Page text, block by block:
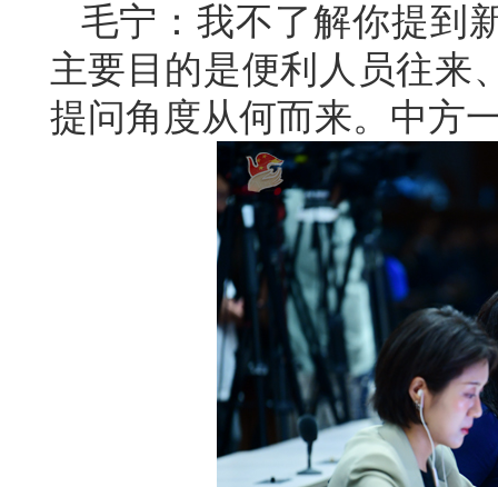
毛宁：我不了解你提到
主要目的是便利人员往来
提问角度从何而来。中方